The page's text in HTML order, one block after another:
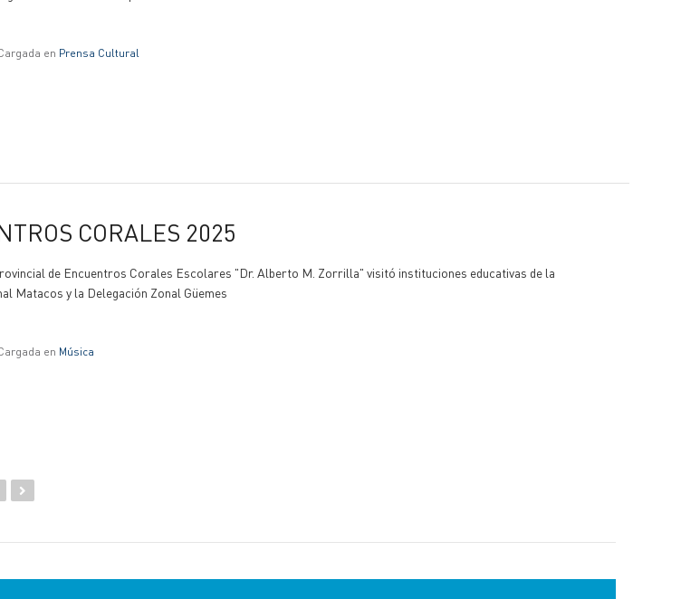
en Prensa Cultural
CORALES 2025
de Encuentros Corales Escolares "Dr. Alberto M. Zorrilla" visitó instituciones educativas de la
Matacos y la Delegación Zonal Güemes
en Música